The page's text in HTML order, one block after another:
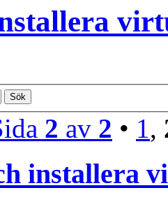
2 av 2 • 1,
installera